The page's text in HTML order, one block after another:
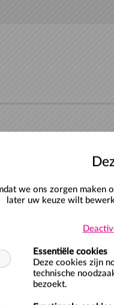
we ons zorgen maken
later uw keuze wilt
Essentiële cookies
Deze cookies zijn
technische
bezoekt.